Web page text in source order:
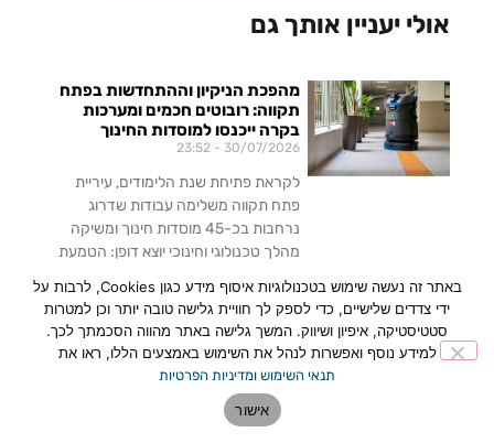
אולי יעניין אותך גם
מהפכת הניקיון וההתחדשות בפתח
תקווה: רובוטים חכמים ומערכות
בקרה ייכנסו למוסדות החינוך
30/07/2026
לקראת פתיחת שנת הלימודים, עיריית
פתח תקווה משלימה עבודות שדרוג
נרחבות בכ-45 מוסדות חינוך ומשיקה
מהלך טכנולוגי וחינוכי יוצא דופן: הטמעת
לכתבה המלאה »
המרכז הראשון בישראל שהופך
גיימינג ובינה מלאכותית לכלים לשינוי
חברתי
באתר זה נעשה שימוש בטכנולוגיות איסוף מידע כגון Cookies, לרבות על
ידי צדדים שלישיים, כדי לספק לך חוויית גלישה טובה יותר וכן למטרות
סטטיסטיקה, איפיון ושיווק. המשך גלישה באתר מהווה הסכמתך לכך.
למידע נוסף ואפשרות לנהל את השימוש באמצעים הללו, ראו את
תנאי השימוש ומדיניות הפרטיות
אישור